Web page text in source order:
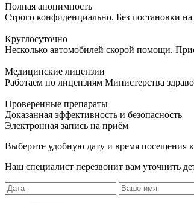
Полная анонимность
Строго конфиденциально. Без постановки на
Круглосуточно
Несколько автомобилей скорой помощи.
Медицинские лицензии
Работаем по лицензиям Министерства
Проверенные препараты
Доказанная эффективность и безопасность
Электронная запись на приём
Выберите удобную дату и время посещения
Наш специалист перезвонит вам уточнить